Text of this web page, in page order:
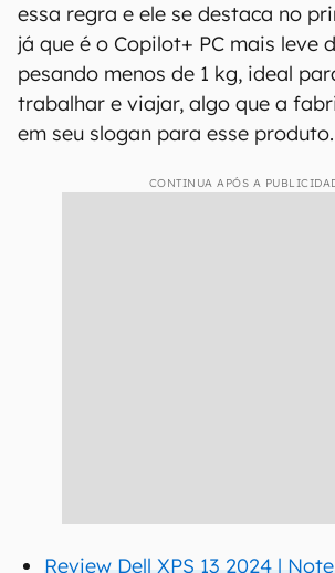
essa regra e ele se destaca no
já que é o Copilot+ PC mais leve
pesando menos de 1 kg, ideal
trabalhar e viajar, algo que a
em seu slogan para esse produto.
CONTINUA APÓS A
Review Dell XPS 13 2024 |